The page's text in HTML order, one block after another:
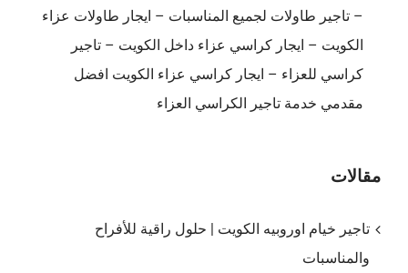
– تاجير طاولات لجميع المناسبات – ايجار طاولات عزاء
الكويت – ايجار كراسي عزاء داخل الكويت – تاجير
كراسي للعزاء – ايجار كراسي عزاء الكويت افضل
مقدمي خدمة تاجير الكراسي العزاء
مقالات
تاجير خيام اوروبيه الكويت | حلول راقية للأفراح
والمناسبات